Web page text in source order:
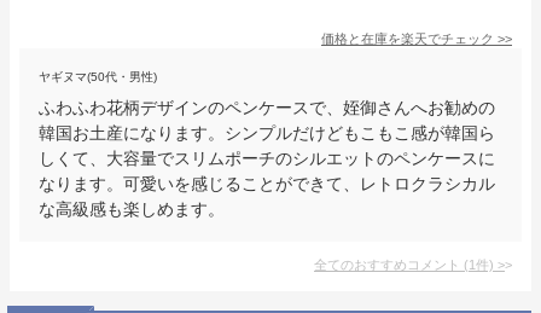
価格と在庫を楽天でチェック >>
ヤギヌマ(50代・男性)
ふわふわ花柄デザインのペンケースで、姪御さんへお勧めの
韓国お土産になります。シンプルだけどもこもこ感が韓国ら
しくて、大容量でスリムポーチのシルエットのペンケースに
なります。可愛いを感じることができて、レトロクラシカル
な高級感も楽しめます。
全てのおすすめコメント (1件) >